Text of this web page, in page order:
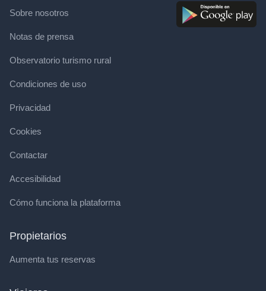
Sobre nosotros
Notas de prensa
Observatorio turismo rural
Condiciones de uso
Privacidad
Cookies
Contactar
Accesibilidad
Cómo funciona la plataforma
Propietarios
Aumenta tus reservas